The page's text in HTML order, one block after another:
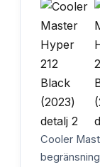
Cooler